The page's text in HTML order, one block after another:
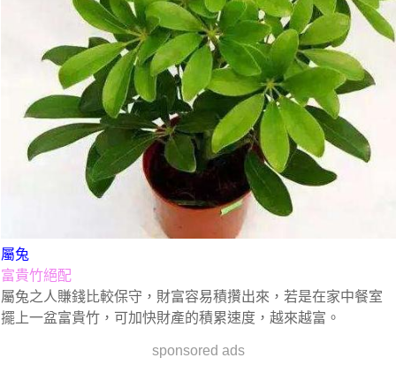
屬兔
富貴竹絕配
屬兔之人賺錢比較保守，財富容易積攢出來，若是在家中餐室
擺上一盆富貴竹，可加快財產的積累速度，越來越富。
sponsored ads